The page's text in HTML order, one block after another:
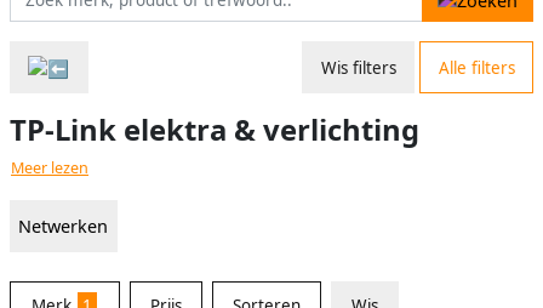
Wis filters Alle filters
TP-Link elektra & verlichting
Meer lezen
Netwerken